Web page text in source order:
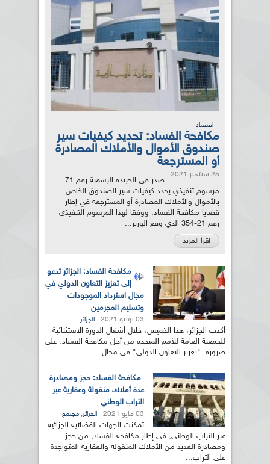
اقتصاد
مكافحة الفساد: تحديد كيفيات سير
صندوق الأموال والأملاك المصادرة
أو المسترجعة
25 سبتمبر 2021
صدر في الجريدة الرسمية رقم 71
مرسوم تنفيذي يحدد كيفيات سير الصندوق الخاص
بالأموال والأملاك المصادرة أو المسترجعة في إطار
قضايا مكافحة الفساد. ووفقا لهذا المرسوم التنفيذي
رقم 21-354 الذي وقع الوزير...
اقرأ المزيد
مكافحة الفساد: الجزائر تدعو
إلى تعزيز التعاون الدولي في
مجال استرداد الموجودات
وتسليم المجرمين
03 يونيو 2021 الجزائر
أكدت الجزائر، هذا الخميس، خلال أشغال الدورة الاستثنائية
للجمعية العامة للأمم المتحدة من أجل مكافحة الفساد، على
ضرورة "تعزيز التعاون الدولي" في مجال...
مكافحة الفساد: حجز ومصادرة
عدة أملاك منقولة وعقارية عبر
التراب الوطني
03 مايو 2021 الجزائر, مجتمع
تمكنت الجهات القضائية الجزائية
عبر التراب الوطني, في إطار مكافحة الفساد, من حجز
ومصادرة العديد من الأملاك المنقولة والعقارية المتواجدة
على التراب...